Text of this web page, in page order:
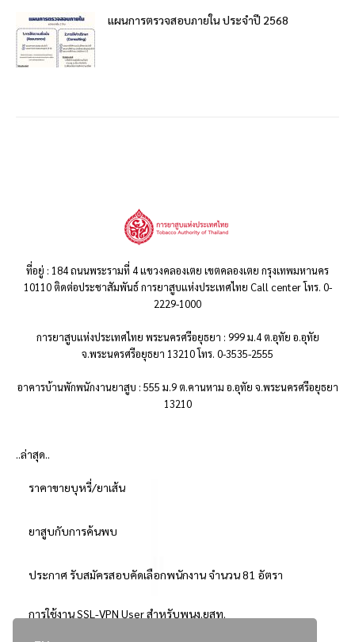
แผนการตรวจสอบภายใน ประจำปี 2568
ที่อยู่ : 184 ถนนพระรามที่ 4 แขวงคลองเตย เขตคลองเตย กรุงเทพมหานคร
10110 ติดต่อประชาสัมพันธ์ การยาสูบแห่งประเทศไทย Call center โทร. 0-
2229-1000
การยาสูบแห่งประเทศไทย พระนครศรีอยุธยา : 999 ม.4 ต.อุทัย อ.อุทัย
จ.พระนครศรีอยุธยา 13210 โทร. 0-3535-2555
อาคารบ้านพักพนักงานยาสูบ : 555 ม.9 ต.คานหาม อ.อุทัย จ.พระนครศรีอยุธยา
13210
..ล่าสุด..
ราคาขายบุหรี่/ยาเส้น
ยาสูบกับการค้นพบ
ประกาศ รับสมัครสอบคัดเลือกพนักงาน จำนวน 81 อัตรา
การใช้งาน SSL-VPN User สำหรับพนง.ยสท.